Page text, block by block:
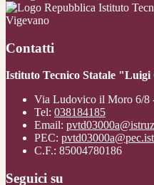
Istituto
Vigevano
Contatti
Istituto Tecnico Statale "Luigi
Via Ludovico il Moro 6/8
Tel: 038184185
Email:
PEC:
C.F.: 85004780186
Seguici su